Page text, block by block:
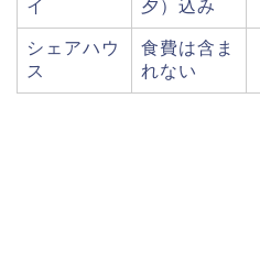
イ
夕）込み
シェアハウ
ス
食費は含ま
れない